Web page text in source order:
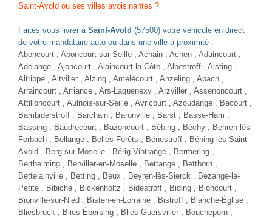
Saint-Avold ou ses villes avoisinantes ?
Faites vous livrer à Saint-Avold (57500) votre véhicule en direct
de votre mandataire auto ou dans une ville à proximité :
Aboncourt , Aboncourt-sur-Seille , Achain , Achen , Adaincourt ,
Adelange , Ajoncourt , Alaincourt-la-Côte , Albestroff , Alsting ,
Altrippe , Altviller , Alzing , Amelécourt , Anzeling , Apach ,
Arraincourt , Arriance , Ars-Laquenexy , Arzviller , Assenoncourt ,
Attilloncourt , Aulnois-sur-Seille , Avricourt , Azoudange , Bacourt ,
Bambiderstroff , Barchain , Baronville , Barst , Basse-Ham ,
Bassing , Baudrecourt , Bazoncourt , Bébing , Béchy , Behren-lès-
Forbach , Bellange , Belles-Forêts , Bénestroff , Béning-lès-Saint-
Avold , Berg-sur-Moselle , Bérig-Vintrange , Bermering ,
Berthelming , Berviller-en-Moselle , Bettange , Bettborn ,
Bettelainville , Betting , Beux , Beyren-lès-Sierck , Bezange-la-
Petite , Bibiche , Bickenholtz , Bidestroff , Biding , Bioncourt ,
Bionville-sur-Nied , Bisten-en-Lorraine , Bistroff , Blanche-Église ,
Bliesbruck , Blies-Ébersing , Blies-Guersviller , Boucheporn ,